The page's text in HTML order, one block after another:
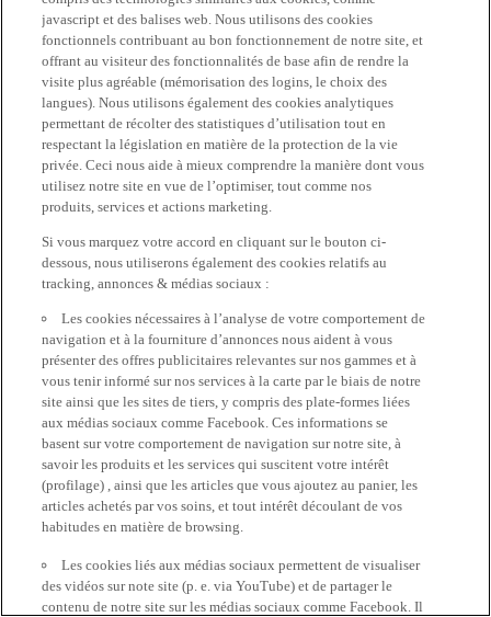
javascript et des balises web. Nous utilisons des cookies
fonctionnels contribuant au bon fonctionnement de notre site, et
offrant au visiteur des fonctionnalités de base afin de rendre la
visite plus agréable (mémorisation des logins, le choix des
langues). Nous utilisons également des cookies analytiques
permettant de récolter des statistiques d’utilisation tout en
respectant la législation en matière de la protection de la vie
privée. Ceci nous aide à mieux comprendre la manière dont vous
utilisez notre site en vue de l’optimiser, tout comme nos
produits, services et actions marketing.
Si vous marquez votre accord en cliquant sur le bouton ci-
dessous, nous utiliserons également des cookies relatifs au
tracking, annonces & médias sociaux :
Les cookies nécessaires à l’analyse de votre comportement de
navigation et à la fourniture d’annonces nous aident à vous
présenter des offres publicitaires relevantes sur nos gammes et à
vous tenir informé sur nos services à la carte par le biais de notre
site ainsi que les sites de tiers, y compris des plate-formes liées
aux médias sociaux comme Facebook. Ces informations se
basent sur votre comportement de navigation sur notre site, à
savoir les produits et les services qui suscitent votre intérêt
(profilage) , ainsi que les articles que vous ajoutez au panier, les
articles achetés par vos soins, et tout intérêt découlant de vos
habitudes en matière de browsing.
Les cookies liés aux médias sociaux permettent de visualiser
des vidéos sur note site (p. e. via YouTube) et de partager le
contenu de notre site sur les médias sociaux comme Facebook. Il